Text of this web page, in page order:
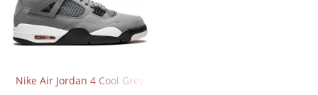
Nike Air Jordan 4 Cool Grey